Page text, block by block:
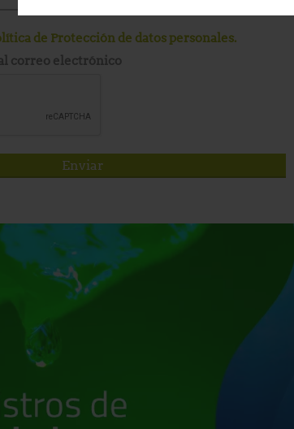
de Protección de datos personales.
correo electrónico